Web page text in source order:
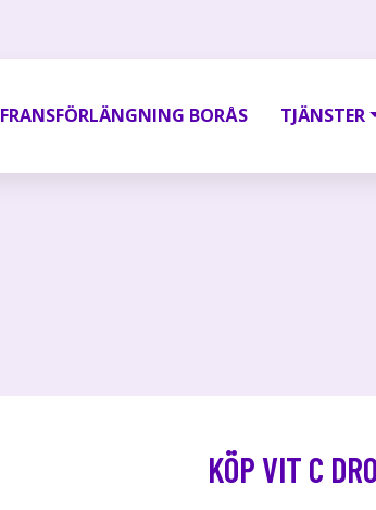
FRANSFÖRLÄNGNING BORÅS TJÄNSTER
KÖP VIT C